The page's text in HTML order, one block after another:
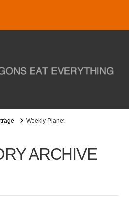
Weekly Planet
ARCHIVE